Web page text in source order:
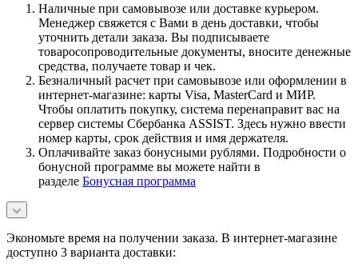
Наличные при самовывозе или доставке курьером.
Менеджер свяжется с Вами в день доставки, чтобы
уточнить детали заказа. Вы подписываете
товаросопроводительные документы, вносите денежные
средства, получаете товар и чек.
Безналичный расчет при самовывозе или оформлении в
интернет-магазине: карты Visa, MasterCard и МИР.
Чтобы оплатить покупку, система перенаправит вас на
сервер системы Сбербанка ASSIST. Здесь нужно ввести
номер карты, срок действия и имя держателя.
Оплачивайте заказ бонусными рублями. Подробности о
бонусной программе вы можете найти в
разделе Бонусная программа
Экономьте время на получении заказа. В интернет-магазине
доступно 3 варианта доставки: